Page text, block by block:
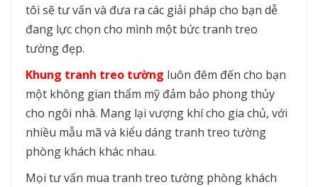
tôi sẽ tư vấn và đưa ra các giải pháp cho bạn dễ
đang lực chọn cho mình một bức tranh treo
tường đẹp.
Khung tranh treo tường luôn đêm đến cho bạn
một không gian thẩm mỹ đảm bảo phong thủy
cho ngôi nhà. Mang lại vượng khí cho gia chủ, với
nhiều mẫu mã và kiểu dáng tranh treo tường
phòng khách khác nhau.
Mọi tư vấn mua tranh treo tường phòng khách